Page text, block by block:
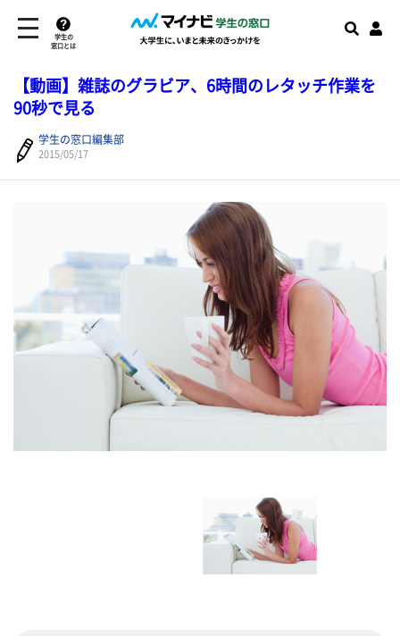
学生の
窓口とは
【動画】雑誌のグラビア、6時間のレタッチ作業を
90秒で見る
学生の窓口編集部
2015/05/17